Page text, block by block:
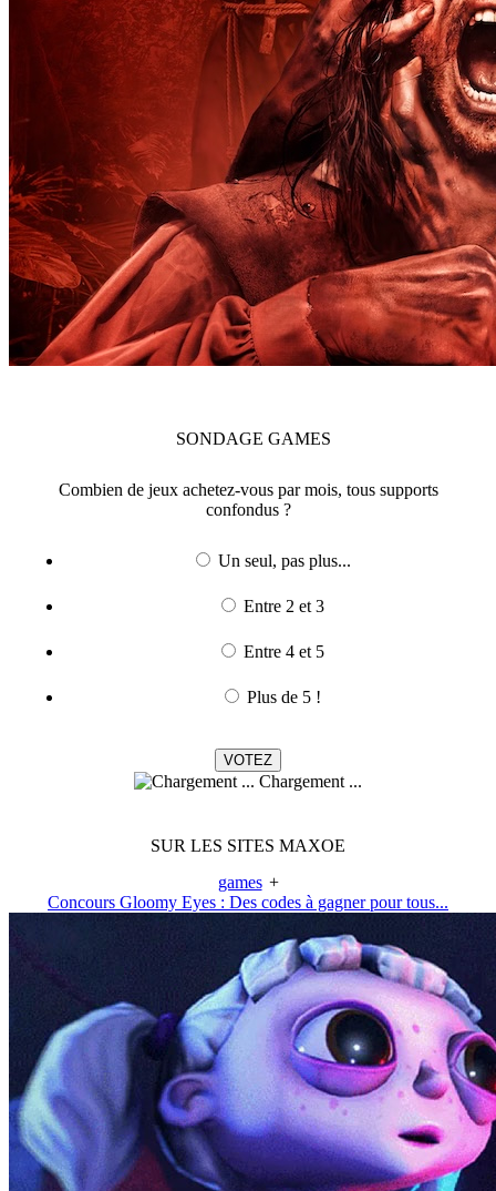
SONDAGE GAMES
Combien de jeux achetez-vous par mois, tous supports
confondus ?
Un seul, pas plus...
Entre 2 et 3
Entre 4 et 5
Plus de 5 !
Chargement ...
SUR LES SITES MAXOE
games +
Concours Gloomy Eyes : Des codes à gagner pour tous...